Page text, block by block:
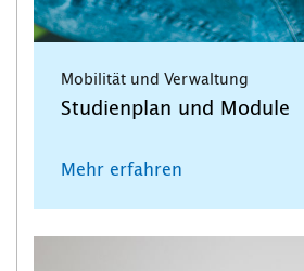
Mobilität und Verwaltung
Studienplan und Module
Mehr erfahren